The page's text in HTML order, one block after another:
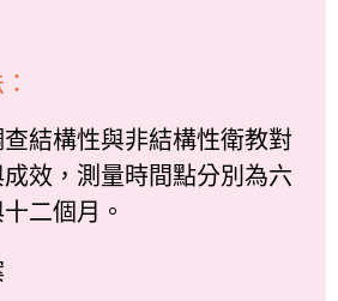
構性與非結構性衛教對
效，測量時間點分別為六
二個月。